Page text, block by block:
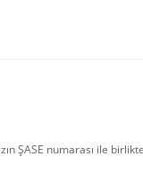
ŞASE numarası ile